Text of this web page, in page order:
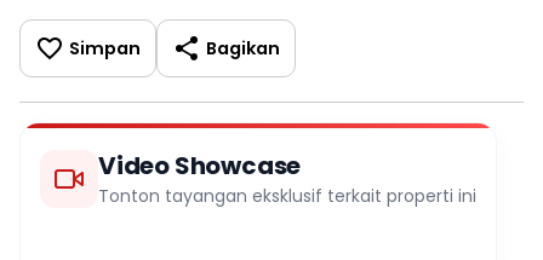
Simpan Bagikan
Video Showcase
Tonton tayangan eksklusif terkait properti ini